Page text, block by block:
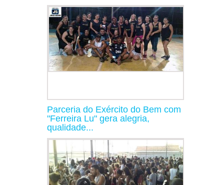
Parceria do Exército do Bem com
"Ferreira Lu" gera alegria,
qualidade...